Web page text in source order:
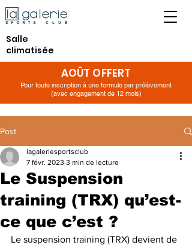
Salle
climatisée
AOÛT OFFERT
Pour toute inscription à une formule par prélèvement
(avec engagement de 12 mois)
Post
Le Suspension
training (TRX) qu’est-
ce que c’est ?
lagaleriesportsclub
7 févr. 2023 3 min de lecture
Le suspension training (TRX) devient de